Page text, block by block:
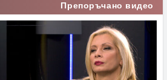
Препоръчано видео